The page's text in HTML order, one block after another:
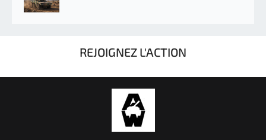
REJOIGNEZ L'ACTION